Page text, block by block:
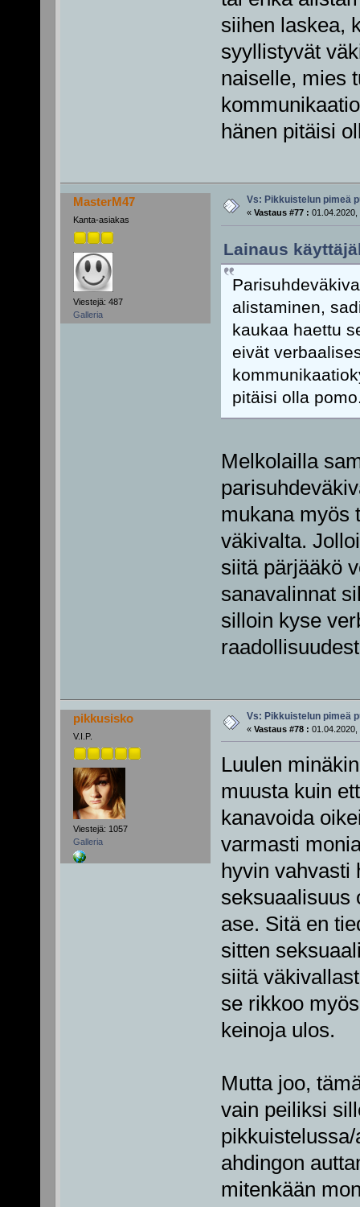
siihen laskea,
syyllistyvät
naiselle, mies
hänen pitäisi
MasterM47
Kanta-asiakas
Viestejä: 487
Galleria
Vs: Pikkuistelun pimeä
« Vastaus #77 : 01.04.2020,
Lainaus
alistaminen,
kaukaa haettu
eivät
pitäisi olla
Melkolailla
mukana myös
väkivalta.
siitä pärjääkö
sanavalinnat
silloin kyse
pikkusisko
V.I.P.
Viestejä: 1057
Galleria
Vs: Pikkuistelun pimeä
« Vastaus #78 : 01.04.2020,
Luulen
muusta kuin
kanavoida
varmasti
hyvin vahvasti
seksuaalisuus
ase. Sitä en
sitten
siitä
se rikkoo
keinoja ulos.
Mutta joo,
vain peiliksi
ahdingon
mitenkään